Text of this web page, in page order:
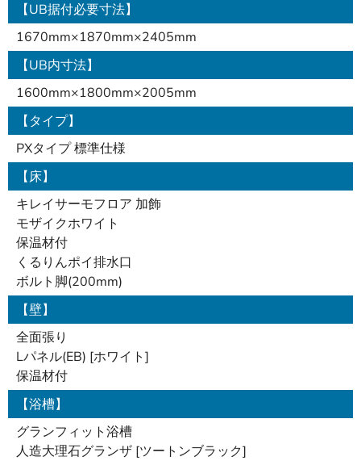
【UB据付必要寸法】
1670mm×1870mm×2405mm
【UB内寸法】
1600mm×1800mm×2005mm
【タイプ】
PXタイプ 標準仕様
【床】
キレイサーモフロア 加飾
モザイクホワイト
保温材付
くるりんポイ排水口
ボルト脚(200mm)
【壁】
全面張り
Lパネル(EB) [ホワイト]
保温材付
【浴槽】
グランフィット浴槽
人造大理石グランザ [ツートンブラック]